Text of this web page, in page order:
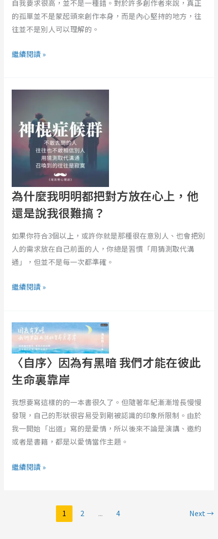
自我要求很高，並不是一種錯。對於許多創作者來說，真正
的孤單並不是蒙起頭來創作本身，而是內心堅持的地方，往
往並不是別人可以理解的。
的
擁
繼續閱讀 »
為什麼我明明都把對方放在心上，他
還是說我很難搞？
如果你符合3個以上，或許你就是那種很在意別人、也會把別
人的需求放在自己前面的人，你總是習慣「用猜測取代溝
通」，但並不是每一次都準確。
明
對
方
放
心
上，
他
還
我
很
難
搞？
繼續閱讀 »
〈自序〉因為有黑暗 我們才能在彼此
生命裏靠岸
我想要寫這樣的的一本書很久了。但隨著年紀漸漸增長慢慢
發現，自己的形狀很容易受到剛被認識的印象所限制。由於
我一開始「出道」寫的是愛情，所以後來不論是演講、邀約
或者是書籍，都是以愛情當作主題。
序〉
因
為
黑
在
繼續閱讀 »
1 2 ... 4 Next→